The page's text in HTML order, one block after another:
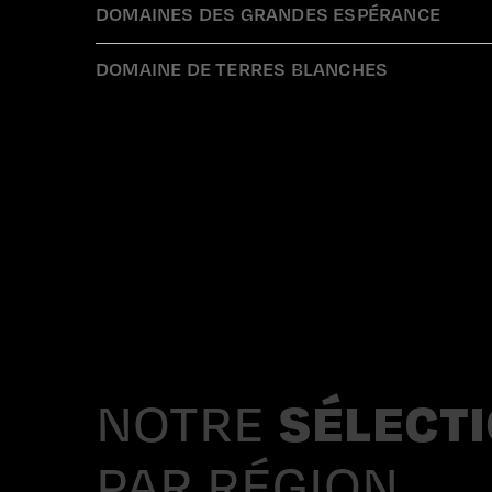
DOMAINES DES GRANDES ESPÉRANCE
DOMAINE DE TERRES BLANCHES
NOTRE